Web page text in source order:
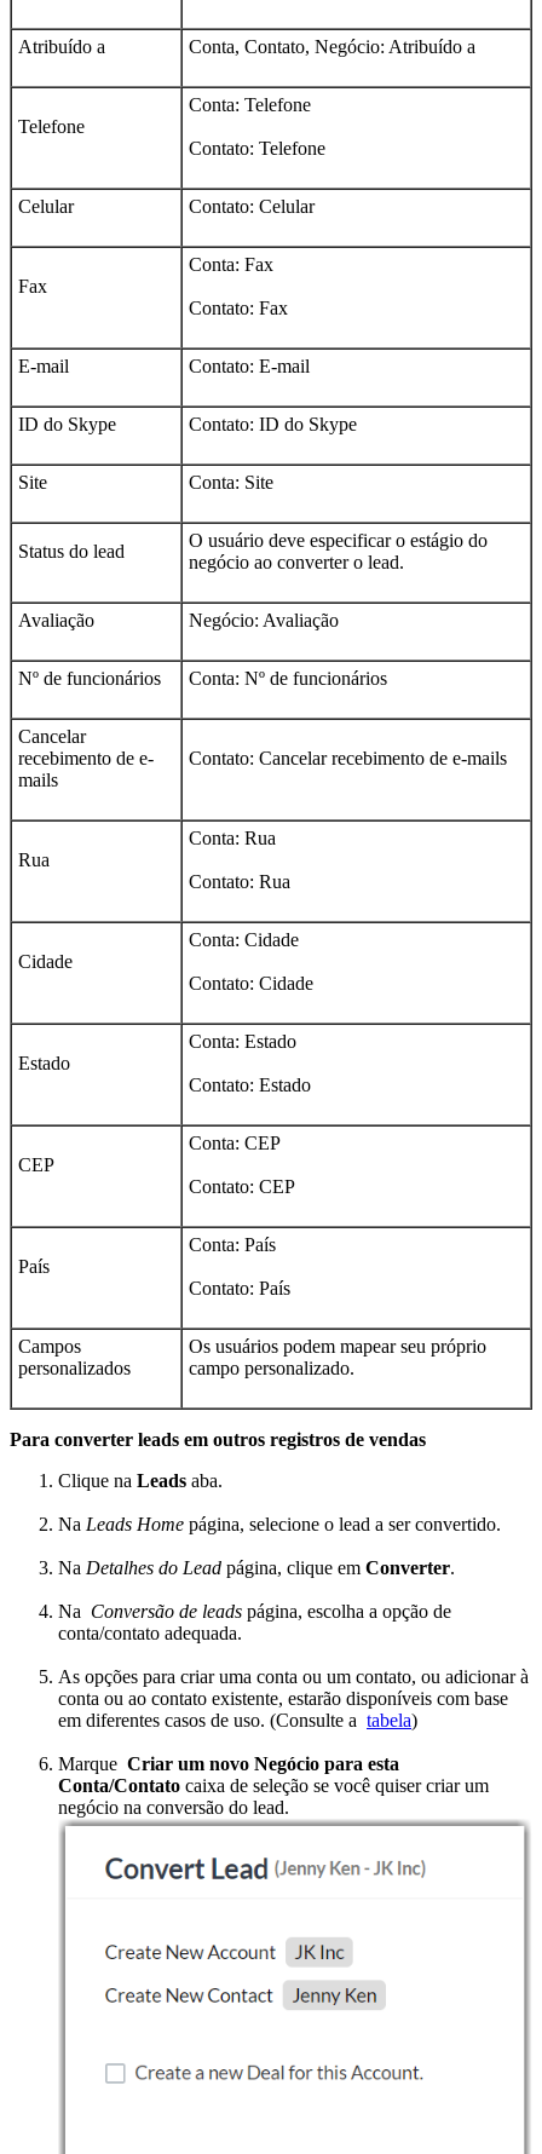
Atribuído a Conta, Contato, Negócio: Atribuído a
Telefone
Conta: Telefone
Contato: Telefone
Celular Contato: Celular
Fax
Conta: Fax
Contato: Fax
E-mail Contato: E-mail
ID do Skype Contato: ID do Skype
Site Conta: Site
Status do lead
O usuário deve especificar o estágio do
negócio ao converter o lead.
Avaliação Negócio: Avaliação
Nº de funcionários Conta: Nº de funcionários
Cancelar
recebimento de e-
mails
Contato: Cancelar recebimento de e-mails
Rua
Conta: Rua
Contato: Rua
Cidade
Conta: Cidade
Contato: Cidade
Estado
Conta: Estado
Contato: Estado
CEP
Conta: CEP
Contato: CEP
País
Conta: País
Contato: País
Campos
personalizados
Os usuários podem mapear seu próprio
campo personalizado.
Para converter leads em outros registros de vendas
Clique na Leads aba.
Na Leads Home página, selecione o lead a ser convertido.
Na Detalhes do Lead página, clique em Converter.
Na Conversão de leads página, escolha a opção de
conta/contato adequada.
As opções para criar uma conta ou um contato, ou adicionar à
conta ou ao contato existente, estarão disponíveis com base
em diferentes casos de uso. (Consulte a tabela)
Marque Criar um novo Negócio para esta
Conta/Contato caixa de seleção se você quiser criar um
negócio na conversão do lead.